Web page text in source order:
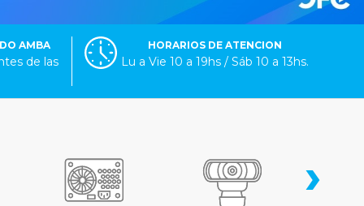
AMBA
de las
HORARIOS DE ATENCION
Lu a Vie 10 a 19hs / Sáb 10 a 13hs.
›